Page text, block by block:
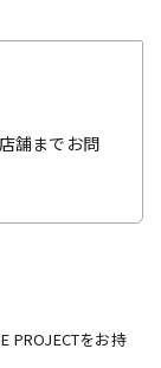
舗までお問
PROJECTをお持